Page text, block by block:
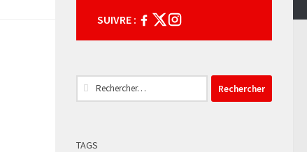
SUIVRE :
Rechercher :
TAGS